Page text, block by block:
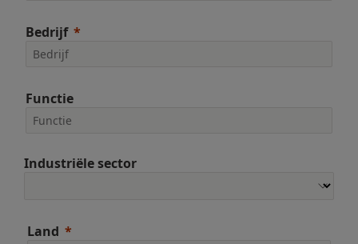
Bedrijf
Functie
Industriële sector
Land